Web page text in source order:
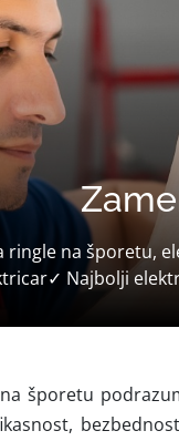
ringle na šporetu,
Najbolji
na šporetu